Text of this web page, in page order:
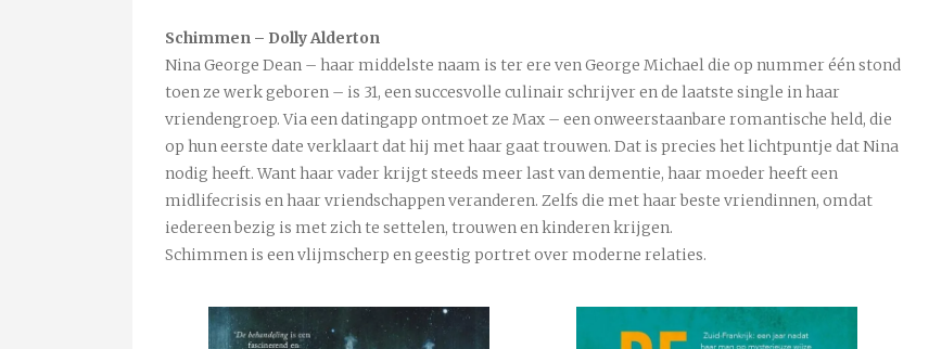
Schimmen – Dolly Alderton
Nina George Dean – haar middelste naam is ter ere ven George Michael die op nummer één stond
toen ze werk geboren – is 31, een succesvolle culinair schrijver en de laatste single in haar
vriendengroep. Via een datingapp ontmoet ze Max – een onweerstaanbare romantische held, die
op hun eerste date verklaart dat hij met haar gaat trouwen. Dat is precies het lichtpuntje dat Nina
nodig heeft. Want haar vader krijgt steeds meer last van dementie, haar moeder heeft een
midlifecrisis en haar vriendschappen veranderen. Zelfs die met haar beste vriendinnen, omdat
iedereen bezig is met zich te settelen, trouwen en kinderen krijgen.
Schimmen is een vlijmscherp en geestig portret over moderne relaties.